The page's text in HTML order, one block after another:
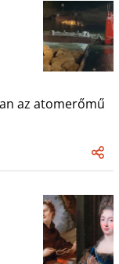
az atomerőmű